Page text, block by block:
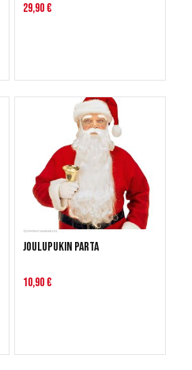
29,90 €
Joulupukin parta
10,90 €